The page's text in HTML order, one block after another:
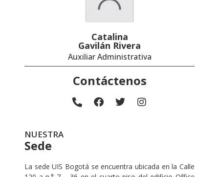
Catalina
Gavilán Rivera
Auxiliar Administrativa
Contáctenos
NUESTRA
Sede
La sede UIS Bogotá se encuentra ubicada en la Calle